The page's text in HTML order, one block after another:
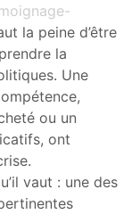
la peine d’être
la
Une
ou un
ont
vaut : une des